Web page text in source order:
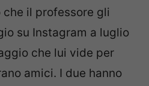
il professore gli
su Instagram a luglio
che lui vide per
amici. I due hanno